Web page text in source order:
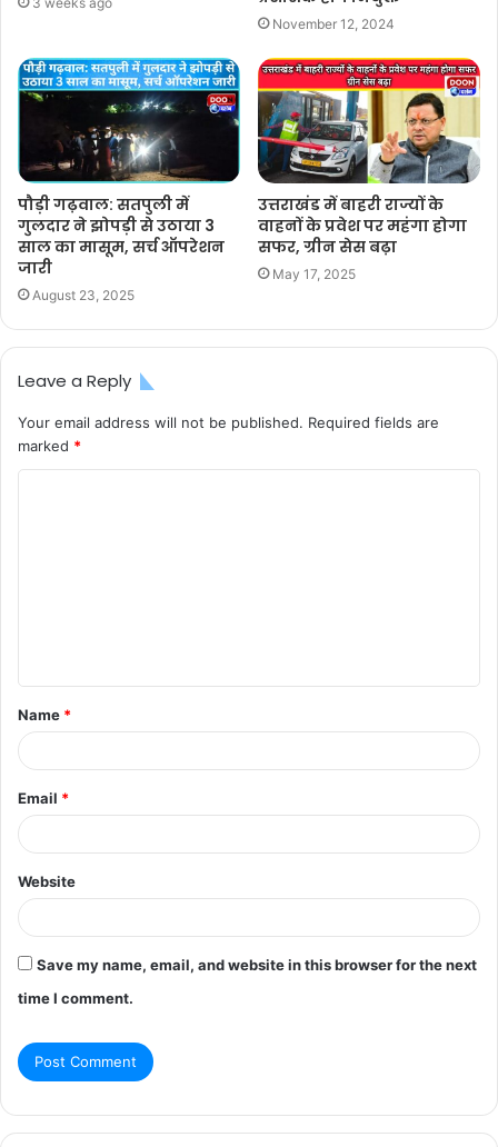
November 12, 2024
पौड़ी गढ़वाल: सतपुली में
गुलदार ने झोपड़ी से उठाया 3
साल का मासूम, सर्च ऑपरेशन
जारी
August 23, 2025
उत्तराखंड में बाहरी राज्यों के
वाहनों के प्रवेश पर महंगा होगा
सफर, ग्रीन सेस बढ़ा
May 17, 2025
Leave a Reply
Your email address will not be published. Required fields are
marked *
t
*
Name *
Email *
Website
Save my name, email, and website in this browser for the next
time I comment.